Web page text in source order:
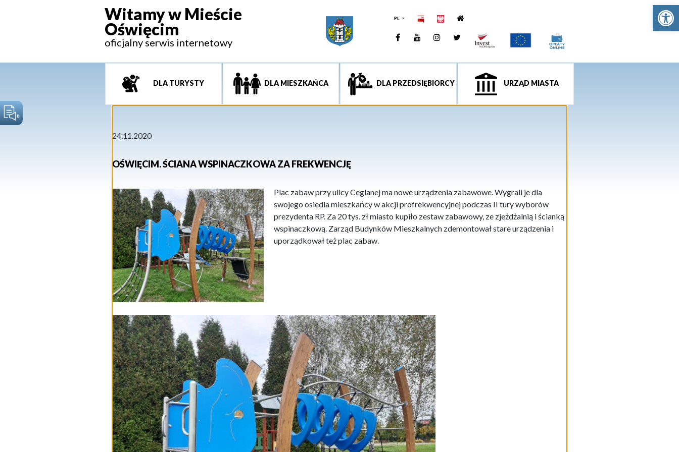
Witamy w Mieście
Oświęcim
oficjalny serwis internetowy
PL
FacebookYouTUbeInstagramTwitter
DLA TURYSTY DLA MIESZKAŃCA DLA PRZEDSIĘBIORCY URZĄD MIASTA
24.11.2020
OŚWIĘCIM. ŚCIANA WSPINACZKOWA ZA FREKWENCJĘ
Plac zabaw przy ulicy Ceglanej ma nowe urządzenia zabawowe. Wygrali je dla
swojego osiedla mieszkańcy w akcji profrekwencyjnej podczas II tury wyborów
prezydenta RP. Za 20 tys. zł miasto kupiło zestaw zabawowy, ze zjeżdżalnią i ścianką
wspinaczkową. Zarząd Budynków Mieszkalnych zdemontował stare urządzenia i
uporządkował też plac zabaw.